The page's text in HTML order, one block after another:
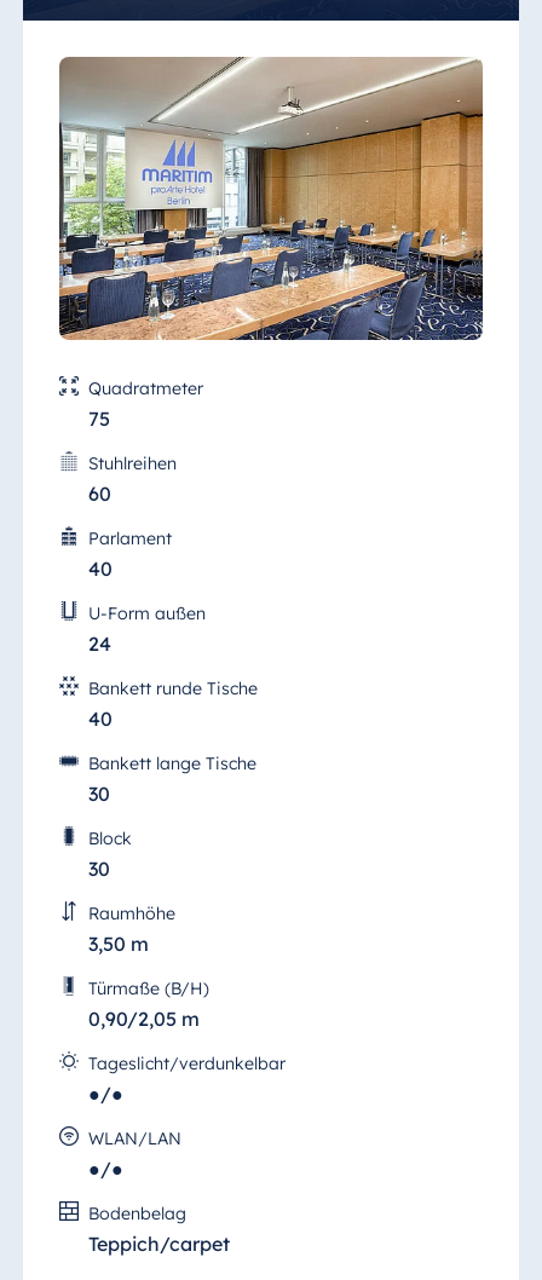
für Sie und unterstützen Sie bei jedem Schritt
Durchführung Ihrer Veranstaltung. Bei der
Zusammenarbeit mit uns können Sie ganz
beruhigt sein, dass wir alles tun, um Ihre
Ziele zu erreichen.
Quadratmeter
75
Stuhlreihen
60
Parlament
40
U-Form außen
24
Bankett runde Tische
40
Bankett lange Tische
30
Block
30
Raumhöhe
3,50 m
Türmaße (B/H)
0,90/2,05 m
Tageslicht/verdunkelbar
●/●
WLAN/LAN
●/●
Bodenbelag
Teppich/carpet
Salon 6